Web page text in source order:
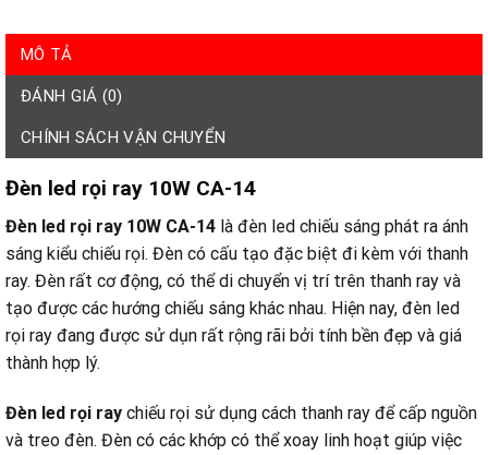
MÔ TẢ
ĐÁNH GIÁ (0)
CHÍNH SÁCH VẬN CHUYỂN
Đèn led rọi ray 10W CA-14
Đèn led rọi ray 10W CA-14 là đèn led chiếu sáng phát ra ánh
sáng kiểu chiếu rọi. Đèn có cấu tạo đặc biệt đi kèm với thanh
ray. Đèn rất cơ động, có thể di chuyển vị trí trên thanh ray và
tạo được các hướng chiếu sáng khác nhau. Hiện nay, đèn led
rọi ray đang được sử dụn rất rộng rãi bởi tính bền đẹp và giá
thành hợp lý.
Đèn led rọi ray chiếu rọi sử dụng cách thanh ray để cấp nguồn
và treo đèn. Đèn có các khớp có thể xoay linh hoạt giúp việc